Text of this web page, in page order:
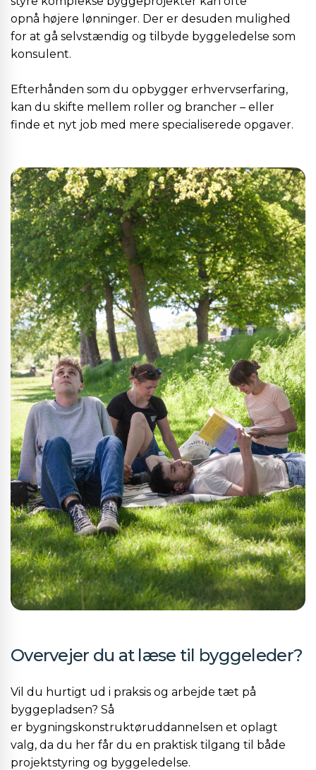
opnå højere lønninger. Der er desuden mulighed
for at gå selvstændig og tilbyde byggeledelse som
konsulent.
Efterhånden som du opbygger erhvervserfaring,
kan du skifte mellem roller og brancher – eller
finde et nyt job med mere specialiserede opgaver.
Overvejer du at læse til byggeleder?
Vil du hurtigt ud i praksis og arbejde tæt på
byggepladsen? Så
er bygningskonstruktøruddannelsen et oplagt
valg, da du her får du en praktisk tilgang til både
projektstyring og byggeledelse.